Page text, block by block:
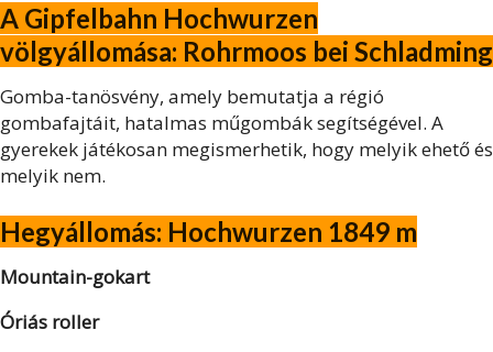
A Gipfelbahn Hochwurzen
völgyállomása: Rohrmoos bei Schladming
Gomba-tanösvény, amely bemutatja a régió
gombafajtáit, hatalmas műgombák segítségével. A
gyerekek játékosan megismerhetik, hogy melyik ehető és
melyik nem.
Hegyállomás: Hochwurzen 1849 m
Mountain-gokart
Óriás roller